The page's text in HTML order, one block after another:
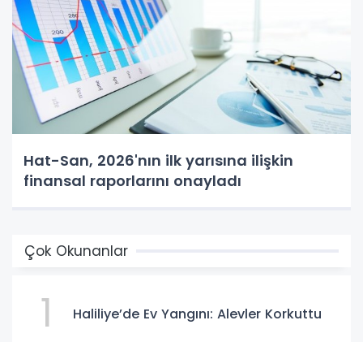
Hat-San, 2026'nın ilk yarısına ilişkin
finansal raporlarını onayladı
Çok Okunanlar
1 Haliliye’de Ev Yangını: Alevler Korkuttu